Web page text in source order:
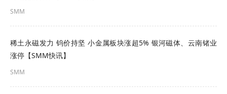
分业务是否会外溢给你们
钨行业具备完整产业链的企业之一，业务范围包括
钨精矿采选、仲钨酸铵冶炼、
钨粉、硬质合金、钨丝等全系列钨产品的生产，系
SMM
稀土永磁发力 钨价持坚 小金属板块涨超5% 银河磁体、云南锗业
涨停【SMM快讯】
SMM